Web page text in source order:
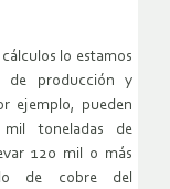
lo estamos
de producción y
ejemplo, pueden
toneladas de
120 mil o más
de cobre del